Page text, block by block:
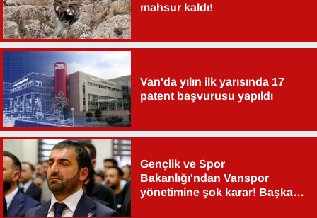
mahsur kaldı!
Van'da yılın ilk yarısında 17
patent başvurusu yapıldı
Gençlik ve Spor
Bakanlığı'ndan Vanspor
yönetimine şok karar! Başkan